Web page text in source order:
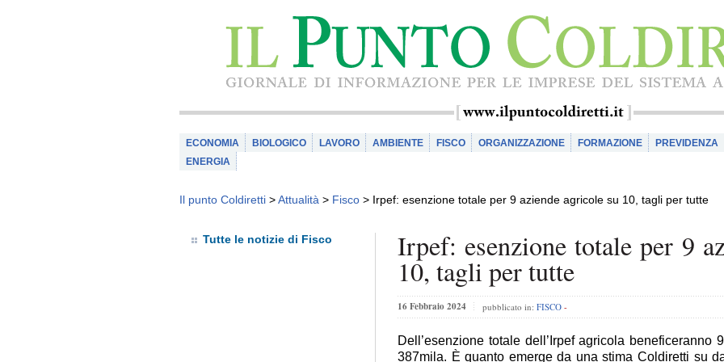
ECONOMIA BIOLOGICO LAVORO AMBIENTE FISCO ORGANIZZAZIONE FORMAZIONE
PREVIDENZA
ENERGIA
Il punto Coldiretti >Attualità > Fisco > Irpef: esenzione totale per 9 aziende agricole su 10, tagli per tutte
Tutte le notizie di Fisco Irpef: esenzione totale per 9
10, tagli per tutte
16 Febbraio 2024 pubblicato in: FISCO -
Dell’esenzione totale dell’Irpef agricola
387mila. È quanto emerge da una stima Coldiretti su